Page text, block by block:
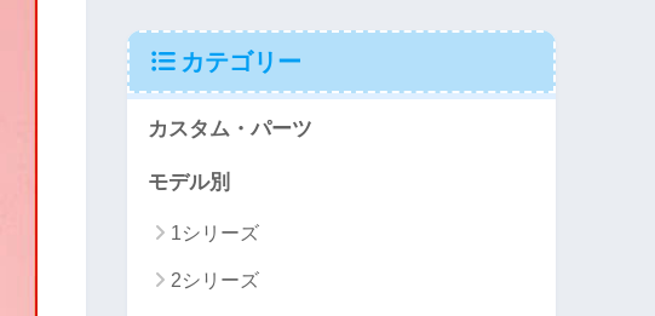
カテゴリー
カスタム・パーツ
モデル別
1シリーズ
2シリーズ